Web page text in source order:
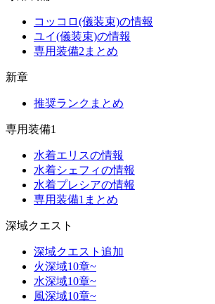
コッコロ(儀装束)の情報
ユイ(儀装束)の情報
専用装備2まとめ
新章
推奨ランクまとめ
専用装備1
水着エリスの情報
水着シェフィの情報
水着プレシアの情報
専用装備1まとめ
深域クエスト
深域クエスト追加
火深域10章~
水深域10章~
風深域10章~